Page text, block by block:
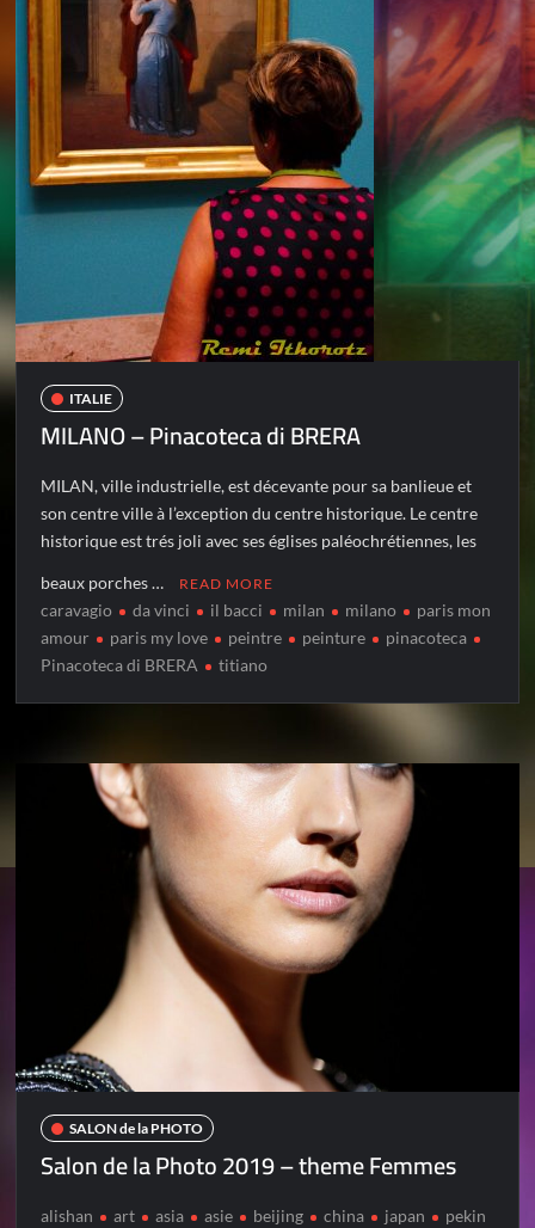
ITALIE
MILANO – Pinacoteca di BRERA
MILAN, ville industrielle, est décevante pour sa banlieue et
son centre ville à l’exception du centre historique. Le centre
historique est trés joli avec ses églises paléochrétiennes, les
beaux porches … READ MORE
caravagio da vinci il bacci milan milano
paris mon
amour
paris my love peintre peinture
pinacoteca
Pinacoteca di BRERA
titiano
SALON de la PHOTO
Salon de la Photo 2019 – theme Femmes
alishan art asia asie beijing china japan
pekin